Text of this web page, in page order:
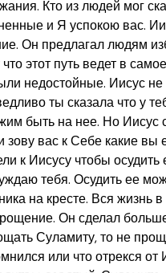
Кто из людей мог
и Я успокою вас.
Он предлагал людям
этот путь ведет в
недостойные. Иисус
ты сказала что у
быть на нее. Но Иисус
вас к Себе какие вы
к Иисусу чтобы осудить
тебя. Осудить ее
на кресте. Вся жизнь в
Он сделал
Суламиту, то не
или что отрекся от